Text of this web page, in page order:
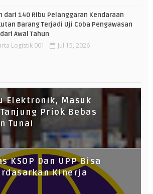
dari 140 Ribu Pelanggaran Kendaraan
Barang Terjadi Uji Coba Pengawasan
dari Awal Tahun
Logistik 001 Jul 15, 2026
Elektronik, Masuk
Priok Bebas
Tunai
KSOP Dan UPP Bisa
Kinerja